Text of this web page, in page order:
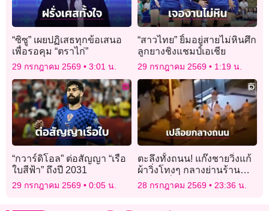
“ซิซู” เผยปฏิเสธทุกข้อเสนอ
เพื่อรอคุม “ตราไก่”
29 กรกฎาคม 2569 3:01 น.
“สาวไทย” ยิ้มอยู่สายไม่หินศึก
ลูกยางชิงแชมป์เอเชีย
29 กรกฎาคม 2569 1:19 น.
“กวาร์ดิโอล” ต่อสัญญา “เรือ
ใบสีฟ้า” ถึงปี 2031
29 กรกฎาคม 2569 0:05 น.
ตะลึงทั้งถนน! แก๊งชายวิ่งแก้
ผ้าวิ่งโทงๆ กลางย่านร้าน
อาหารชื่อดังในออสเตรเลีย
28 กรกฎาคม 2569 23:36 น.